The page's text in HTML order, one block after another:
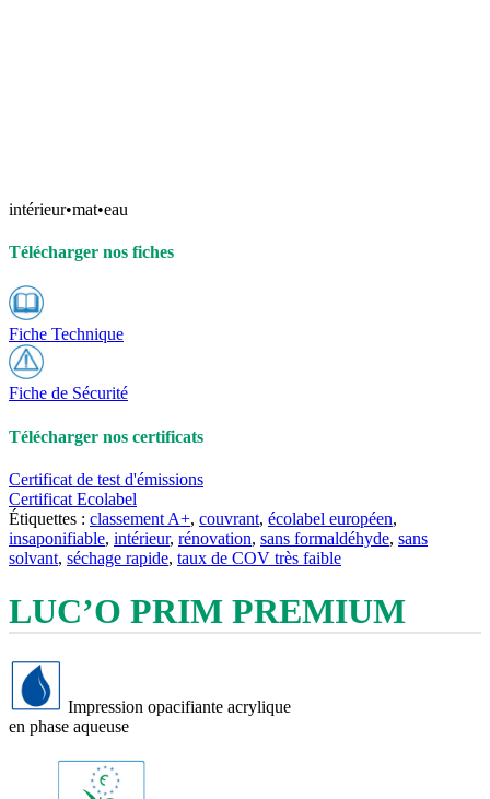
intérieur•mat•eau
Télécharger nos fiches
Fiche Technique
Fiche de Sécurité
Télécharger nos certificats
Certificat de test d'émissions
Certificat Ecolabel
Étiquettes : classement A+, couvrant, écolabel européen,
insaponifiable, intérieur, rénovation, sans formaldéhyde, sans
solvant, séchage rapide, taux de COV très faible
LUC’O PRIM PREMIUM
Impression opacifiante acrylique
en phase aqueuse